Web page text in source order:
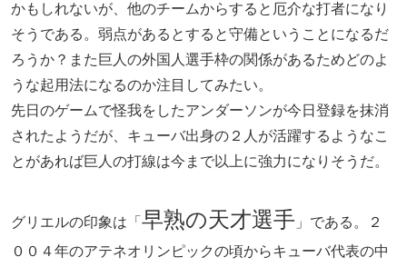
かもしれないが、他のチームからすると厄介な打者になり
そうである。弱点があるとすると守備ということになるだ
ろうか？また巨人の外国人選手枠の関係があるためどのよ
うな起用法になるのか注目してみたい。
先日のゲームで怪我をしたアンダーソンが今日登録を抹消
されたようだが、キューバ出身の２人が活躍するようなこ
とがあれば巨人の打線は今まで以上に強力になりそうだ。
グリエルの印象は「 早熟の天才選手 」である。２
００４年のアテネオリンピックの頃からキューバ代表の中